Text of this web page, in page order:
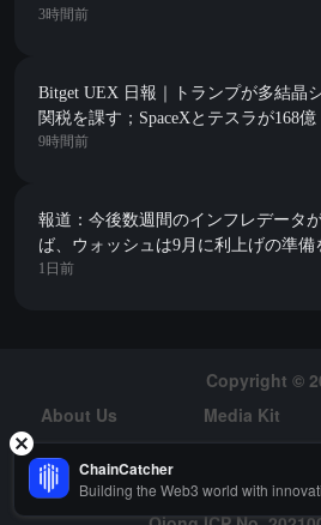
はすべて予想を下回っている。
3時間前
Bitget UEX 日報｜トランプが多結晶
関税を課す；SpaceXとテスラが168
Terafabプロジェクトを開始；今夜は
9時間前
報道：今後数週間のインフレデータ
ば、ウォッシュは9月に利上げの準備
1日前
Copyright ©
About Us
Media Kit
Risk Warning
Hiring
ChainCatcher
Building the Web3 world with